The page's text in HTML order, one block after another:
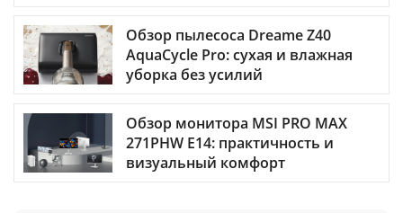
Обзор пылесоса Dreame Z40
AquaCycle Pro: сухая и влажная
уборка без усилий
Обзор монитора MSI PRO MAX
271PHW E14: практичность и
визуальный комфорт